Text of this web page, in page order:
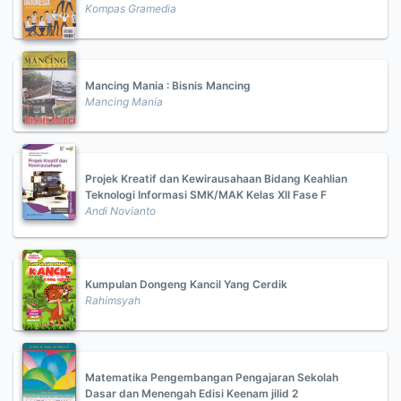
Kompas Gramedia
Mancing Mania : Bisnis Mancing
Mancing Mania
Projek Kreatif dan Kewirausahaan Bidang Keahlian
Teknologi Informasi SMK/MAK Kelas XII Fase F
Andi Novianto
Kumpulan Dongeng Kancil Yang Cerdik
Rahimsyah
Matematika Pengembangan Pengajaran Sekolah
Dasar dan Menengah Edisi Keenam jilid 2